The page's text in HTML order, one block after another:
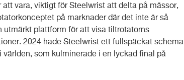
vara, viktigt för Steelwrist att delta på mässor,
på marknader där det inte är så
utmärkt plattform för att visa tiltrotatorns
2024 hade Steelwrist ett fullspäckat schema
världen, som kulminerade i en lyckad final på